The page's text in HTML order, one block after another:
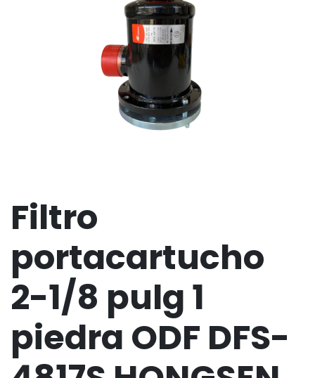
Filtro
portacartucho
2-1/8 pulg 1
piedra ODF DFS-